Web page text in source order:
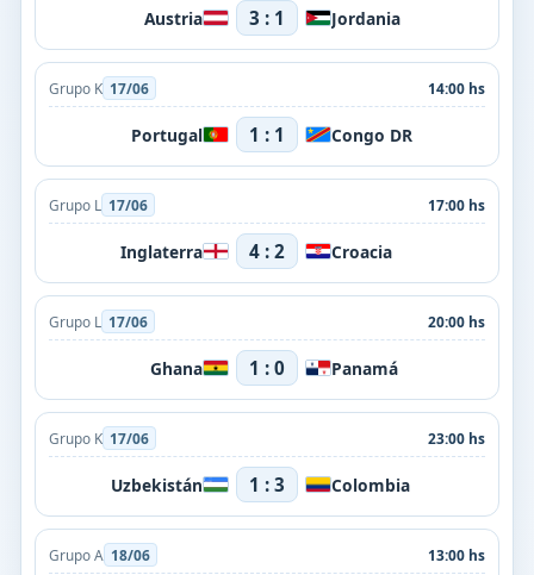
Austria 3 : 1 Jordania
Grupo K 17/06 14:00 hs
Portugal 1 : 1 Congo DR
Grupo L 17/06 17:00 hs
Inglaterra 4 : 2 Croacia
Grupo L 17/06 20:00 hs
Ghana 1 : 0 Panamá
Grupo K 17/06 23:00 hs
Uzbekistán 1 : 3 Colombia
Grupo A 18/06 13:00 hs